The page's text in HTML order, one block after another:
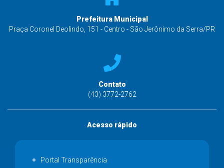
Prefeitura Municipal
Praça Coronel Deolindo, 151 - Centro - São Jerônimo da Serra/PR
Contato
(43) 3772-2762
Acesso rápido
Portal Transparência